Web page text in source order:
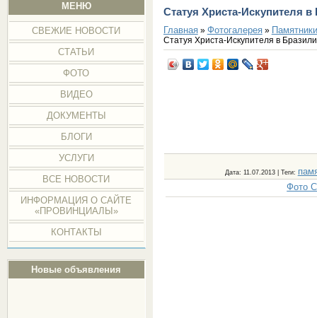
МЕНЮ
СВЕЖИЕ НОВОСТИ
СТАТЬИ
ФОТО
ВИДЕО
ДОКУМЕНТЫ
БЛОГИ
УСЛУГИ
ВСЕ НОВОСТИ
ИНФОРМАЦИЯ О САЙТЕ
«ПРОВИНЦИАЛЫ»
КОНТАКТЫ
Новые объявления
Статуя Христа-Искупителя
Главная» Фотогалерея»
Статуя Христа-Искупителя в
Дата: 11.07.2013 | Теги:
Фото